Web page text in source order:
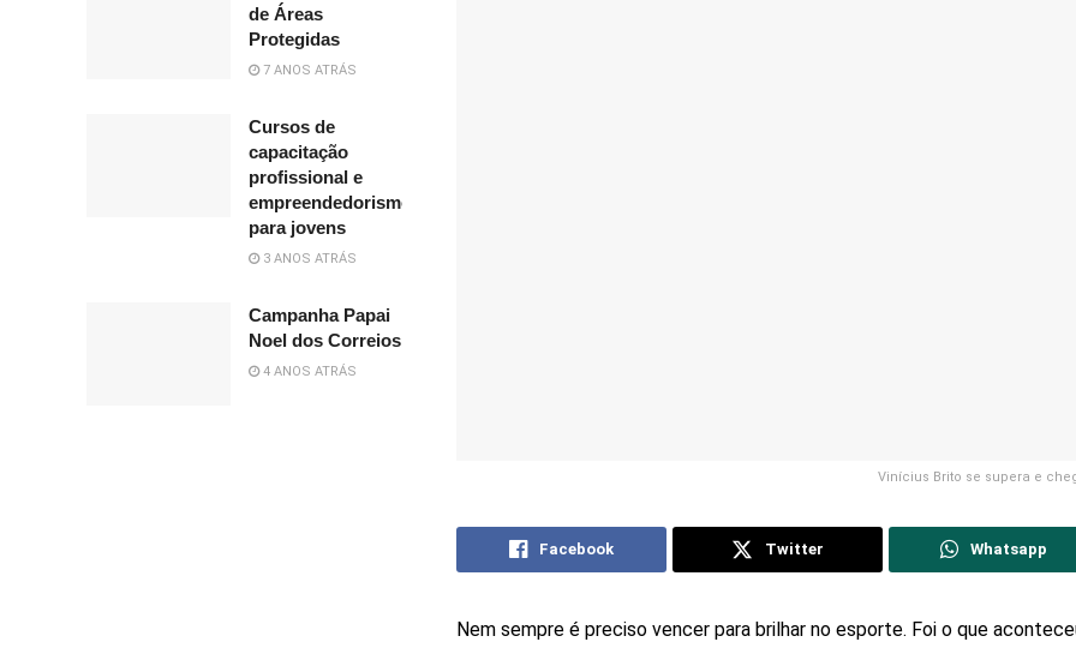
Vinícius Brito se supera e
Facebook Twitter Whatsapp
Nem sempre é preciso vencer para brilhar no esporte. Foi o que
de Áreas
Protegidas
7 ANOS ATRÁS
Cursos de
capacitação
profissional e
empreendedorismo
para jovens
3 ANOS ATRÁS
Campanha Papai
Noel dos Correios
4 ANOS ATRÁS